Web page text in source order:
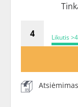
Likutis >4